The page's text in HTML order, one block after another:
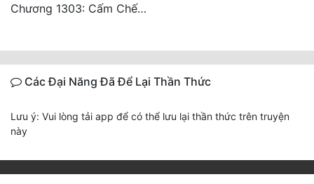
Chương 1303: Cấm Chế (Kết phần 1)
Các Đại Năng Đã Để Lại Thần Thức
Lưu ý: Vui lòng tải app để có thể lưu lại thần thức trên truyện
này